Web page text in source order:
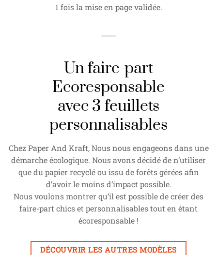
1 fois la mise en page validée.
Un faire-part
Ecoresponsable
avec 3 feuillets
personnalisables
Chez Paper And Kraft, Nous nous engageons dans une
démarche écologique. Nous avons décidé de n’utiliser
que du papier recyclé ou issu de forêts gérées afin
d’avoir le moins d’impact possible.
Nous voulons montrer qu’il est possible de créer des
faire-part chics et personnalisables tout en étant
écoresponsable !
DÉCOUVRIR LES AUTRES MODÈLES